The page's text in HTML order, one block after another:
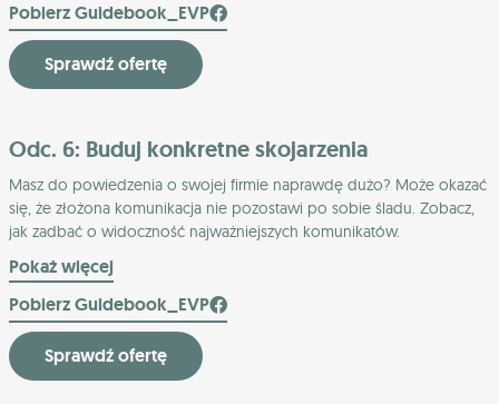
Pobierz Guidebook_EVP
Sprawdź ofertę
Odc. 6: Buduj konkretne skojarzenia
Masz do powiedzenia o swojej firmie naprawdę dużo? Może okazać
się, że złożona komunikacja nie pozostawi po sobie śladu. Zobacz,
jak zadbać o widoczność najważniejszych komunikatów.
Pokaż więcej
Pobierz Guidebook_EVP
Sprawdź ofertę